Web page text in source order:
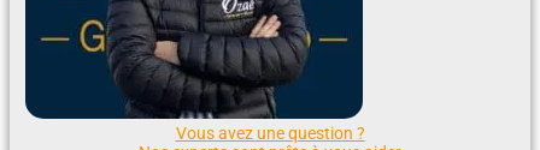
Vous avez une question ?